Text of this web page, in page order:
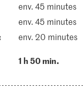
env. 45 minutes
env. 45 minutes
env. 20 minutes
1 h 50 min.